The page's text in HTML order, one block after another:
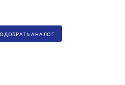
АНАЛОГ